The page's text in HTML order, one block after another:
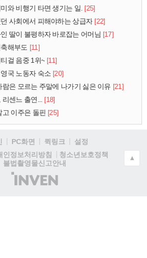
와 비행기 타면 생기는 일. [25]
사회에서 피해야하는 상급자 [22]
딸이 불평하자 바로잡는 어머님 [17]
해부도 [11]
걸 음중 1위~ [11]
국 노동자 숙소 [20]
람은 모르는 주말에 나가기 싫은 이유 [21]
리센느 출연... [18]
고 이주은 돌핀 [25]
PC화면 퀵링크
설정
인정보처리방침
청소년보호정책
불법촬영물신고안내
(주)
인
▲